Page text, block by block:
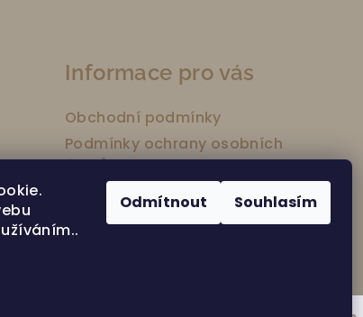
Odmítnout Souhlasím
Informace pro vás
Obchodní podmínky
Podmínky ochrany osobních
údajů
Moje objednávka
Partnerské salony a wellness